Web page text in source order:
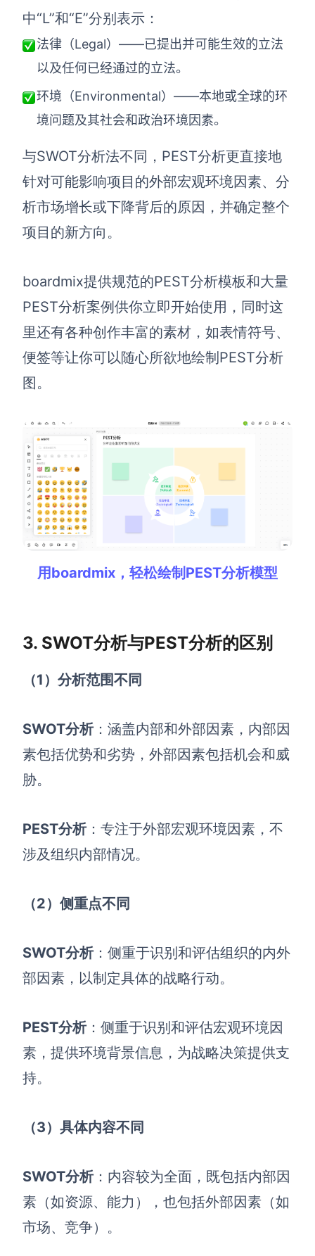
满足企业级团队协作和管理需求
帮助支持
帮助中心
探索创意灵感与高效协作技巧
定价
中“L”和“E”分别表示：
法律（Legal）——已提出并可能生效的立法
以及任何已经通过的立法。
环境（Environmental）——本地或全球的环
境问题及其社会和政治环境因素。
与SWOT分析法不同，PEST分析更直接地
针对可能影响项目的外部宏观环境因素、分
析市场增长或下降背后的原因，并确定整个
项目的新方向。
boardmix提供规范的PEST分析模板和大量
PEST分析案例供你立即开始使用，同时这
里还有各种创作丰富的素材，如表情符号、
便签等让你可以随心所欲地绘制PEST分析
图。
用boardmix，轻松绘制PEST分析模型
3. SWOT分析与PEST分析的区别
（1）分析范围不同
SWOT分析：涵盖内部和外部因素，内部因
素包括优势和劣势，外部因素包括机会和威
胁。
PEST分析：专注于外部宏观环境因素，不
涉及组织内部情况。
（2）侧重点不同
SWOT分析：侧重于识别和评估组织的内外
部因素，以制定具体的战略行动。
PEST分析：侧重于识别和评估宏观环境因
素，提供环境背景信息，为战略决策提供支
持。
（3）具体内容不同
SWOT分析：内容较为全面，既包括内部因
素（如资源、能力），也包括外部因素（如
市场、竞争）。